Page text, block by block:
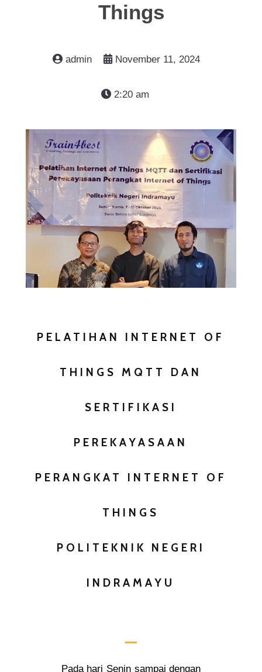
Things
admin November 11, 2024
2:20 am
PELATIHAN INTERNET OF
THINGS MQTT DAN
SERTIFIKASI
PEREKAYASAAN
PERANGKAT INTERNET OF
THINGS
POLITEKNIK NEGERI
INDRAMAYU
Pada hari Senin sampai dengan